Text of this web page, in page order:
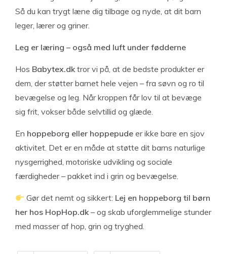
Så du kan trygt læne dig tilbage og nyde, at dit barn
leger, lærer og griner.
Leg er læring – også med luft under fødderne
Hos Babytex.dktror vi på, at de bedste produkter er
dem, der støtter barnet hele vejen – fra søvn og ro til
bevægelse og leg. Når kroppen får lov til at bevæge
sig frit, vokser både selvtillid og glæde.
En hoppeborg eller hoppepude er ikke bare en sjov
aktivitet. Det er en måde at støtte dit barns naturlige
nysgerrighed, motoriske udvikling og sociale
færdigheder – pakket ind i grin og bevægelse.
Gør det nemt og sikkert: Lej en hoppeborg til børn
her hos HopHop.dk– og skab uforglemmelige stunder
med masser af hop, grin og tryghed.